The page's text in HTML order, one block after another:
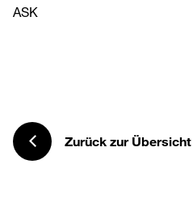
ASK
Zurück zur Übersicht